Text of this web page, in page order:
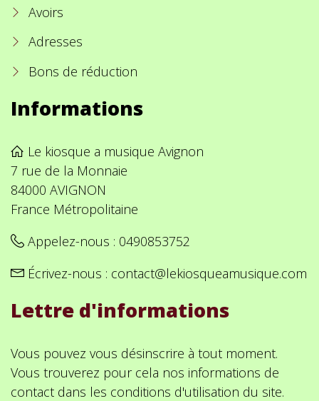
Avoirs
Adresses
Bons de réduction
Informations
Le kiosque a musique Avignon
7 rue de la Monnaie
84000 AVIGNON
France Métropolitaine
Appelez-nous : 0490853752
Écrivez-nous : contact@lekiosqueamusique.com
Lettre d'informations
Vous pouvez vous désinscrire à tout moment.
Vous trouverez pour cela nos informations de
contact dans les conditions d'utilisation du site.